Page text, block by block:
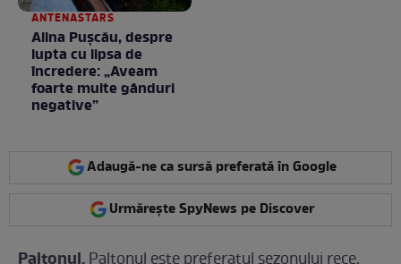
ANTENASTARS
Alina Pușcău, despre
lupta cu lipsa de
încredere: „Aveam
foarte multe gânduri
negative”
Adaugă-ne ca sursă preferată în Google
Urmărește SpyNews pe Discover